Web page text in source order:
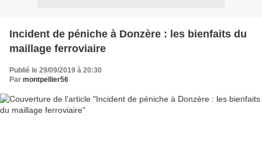
Incident de péniche à Donzère : les bienfaits du
maillage ferroviaire
Publié le 29/09/2019 à 20:30
Par montpellier56